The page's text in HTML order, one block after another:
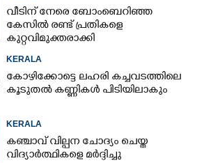
വീടിന് നേരെ ബോംബെറിഞ്ഞ
കേസിൽ രണ്ട് പ്രതികളെ
കുറ്റവിമുക്തരാക്കി
KERALA
കോഴിക്കോട്ടെ ലഹരി കച്ചവടത്തിലെ
കൂടുതൽ കണ്ണികൾ പിടിയിലാകും
KERALA
കഞ്ചാവ് വില്പന ചോദ്യം ചെയ്ത
വിദ്യാർത്ഥികളെ മർദ്ദിച്ചു